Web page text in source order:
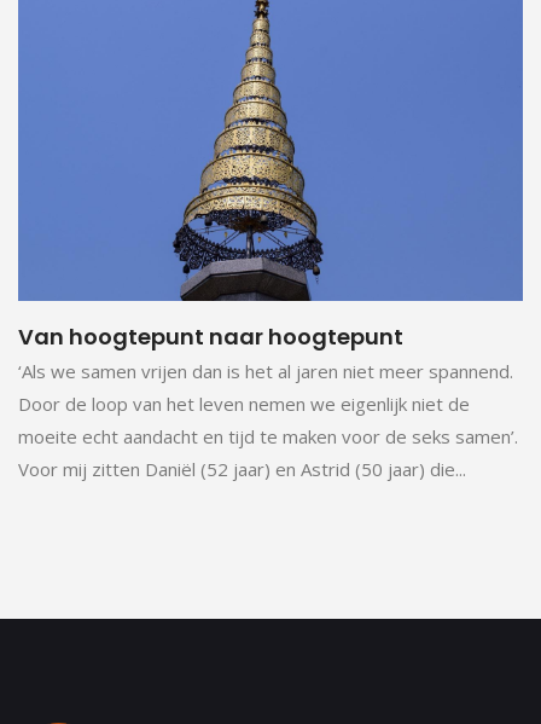
Van hoogtepunt naar hoogtepunt
‘Als we samen vrijen dan is het al jaren niet meer spannend.
Door de loop van het leven nemen we eigenlijk niet de
moeite echt aandacht en tijd te maken voor de seks samen’.
Voor mij zitten Daniël (52 jaar) en Astrid (50 jaar) die...